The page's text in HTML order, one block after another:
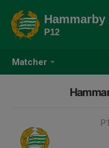
Matcher
Hammarby
P12